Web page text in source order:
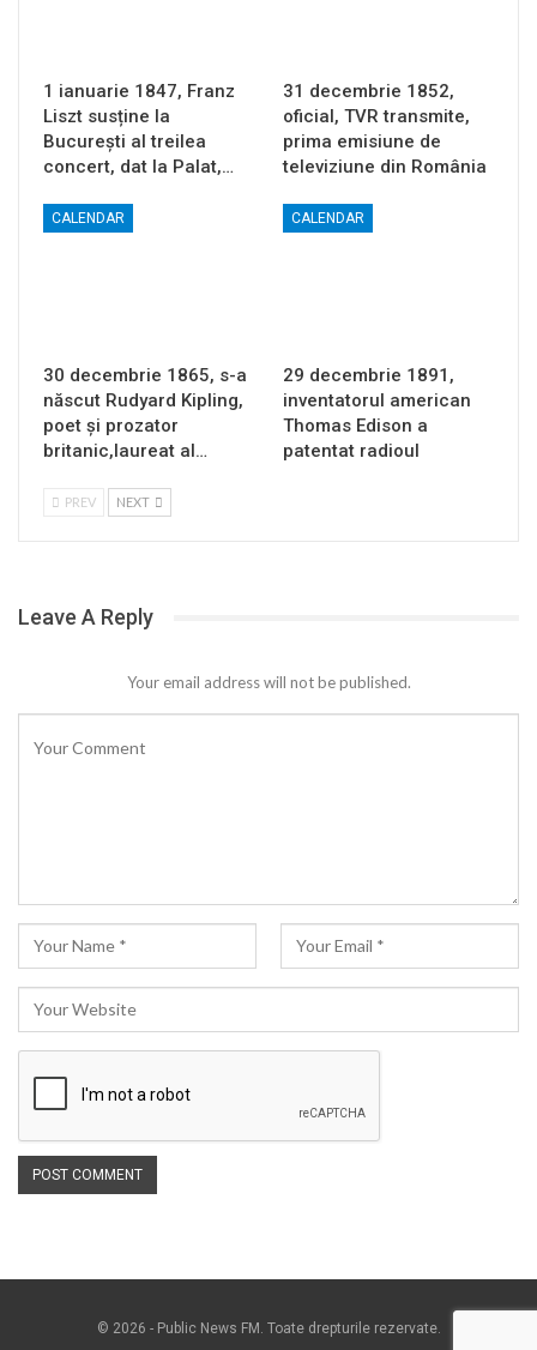
1 ianuarie 1847, Franz
Liszt susține la
București al treilea
concert, dat la Palat,…
31 decembrie 1852,
oficial, TVR transmite,
prima emisiune de
televiziune din România
CALENDAR
30 decembrie 1865, s-a
născut Rudyard Kipling,
poet și prozator
britanic,laureat al…
CALENDAR
29 decembrie 1891,
inventatorul american
Thomas Edison a
patentat radioul
PREV NEXT
Leave A Reply
Your email address will not be published.
© 2026 - Public News FM. Toate drepturile rezervate.